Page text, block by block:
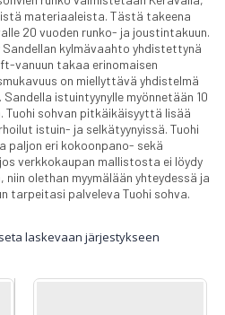
materiaaleista. Tästä takeena
20 vuoden runko- ja joustintakuun.
kylmävaahto yhdistettynä
vanuun takaa erinomaisen
on miellyttävä yhdistelmä
istuintyynylle myönnetään 10
Tuohi sohvan pitkäikäisyyttä lisää
istuin- ja selkätyynyissä. Tuohi
paljon eri kokoonpano- sekä
verkkokaupan mallistosta ei löydy
olethan myymälään yhteydessä ja
tarpeitasi palveleva Tuohi sohva.
laskevaan järjestykseen